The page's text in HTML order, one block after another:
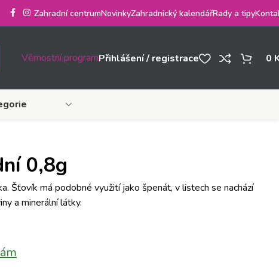
Zahradní centrumNovinkyZahradnický kalendářRady a tipy
Věrnostní programPřihlášení / registrace 0
0,8g
Šťovík má podobné využití jako špenát, v listech se nachází
a minerální látky.